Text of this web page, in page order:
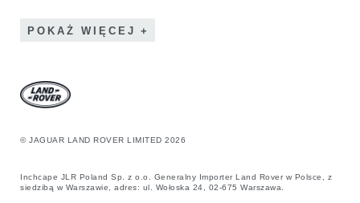
POKAŻ WIĘCEJ
© JAGUAR LAND ROVER LIMITED 2026
Inchcape JLR Poland Sp. z o.o. Generalny Importer Land Rover w Polsce, z
siedzibą w Warszawie, adres: ul. Wołoska 24, 02-675 Warszawa.